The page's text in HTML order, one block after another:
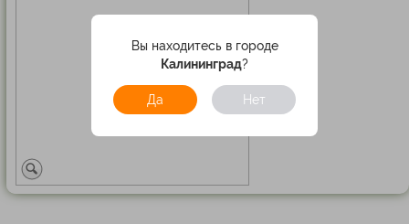
Вы находитесь в городе
Калининград?
Да Нет